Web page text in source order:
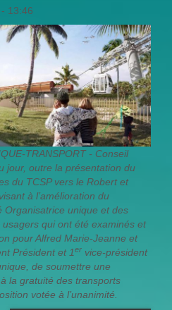
13:46
TRANSPORT - Conseil
jour, outre la présentation du
du TCSP vers le Robert et
à l’amélioration du
Organisatrice unique et des
qui ont été examinés et
pour Alfred Marie-Jeanne et
Président et 1er vice-président
de soumettre une
la gratuité des transports
votée à l’unanimité.